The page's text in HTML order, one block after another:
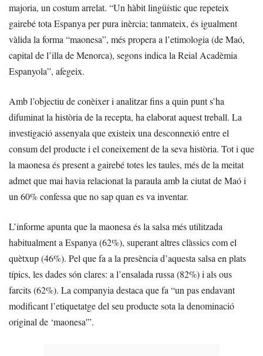
majoria, un costum arrelat. “Un hàbit lingüístic que repeteix
gairebé tota Espanya per pura inèrcia; tanmateix, és igualment
vàlida la forma “maonesa”, més propera a l’etimologia (de Maó,
capital de l’illa de Menorca), segons indica la Reial Acadèmia
Espanyola”, afegeix.
Amb l’objectiu de conèixer i analitzar fins a quin punt s’ha
difuminat la història de la recepta, ha elaborat aquest treball. La
investigació assenyala que existeix una desconnexió entre el
consum del producte i el coneixement de la seva història. Tot i que
la maonesa és present a gairebé totes les taules, més de la meitat
admet que mai havia relacionat la paraula amb la ciutat de Maó i
un 60% confessa que no sap quan es va inventar.
L’informe apunta que la maonesa és la salsa més utilitzada
habitualment a Espanya (62%), superant altres clàssics com el
quètxup (46%). Pel que fa a la presència d’aquesta salsa en plats
típics, les dades són clares: a l’ensalada russa (82%) i als ous
farcits (62%). La companyia destaca que fa “un pas endavant
modificant l’etiquetatge del seu producte sota la denominació
original de ‘maonesa'”.